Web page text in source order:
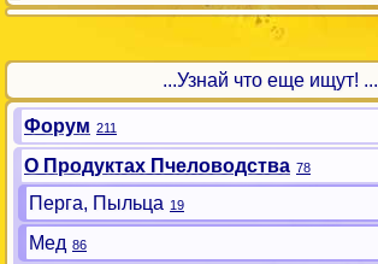
...Узнай что еще ищут! ...
Форум 211
О Продуктах Пчеловодства 78
Перга, Пыльца 19
Мед 86